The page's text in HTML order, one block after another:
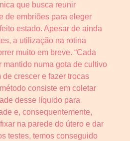
que busca reunir
de embriões para eleger
estado. Apesar de ainda
a utilização na rotina
muito em breve. “Cada
mantido numa gota de cultivo
crescer e fazer trocas
consiste em coletar
desse líquido para
e, consequentemente,
na parede do útero e dar
testes, temos conseguido